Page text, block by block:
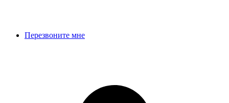
Перезвоните мне